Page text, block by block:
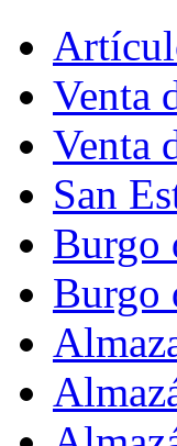
Venta
Venta
San
Burgo
Burgo